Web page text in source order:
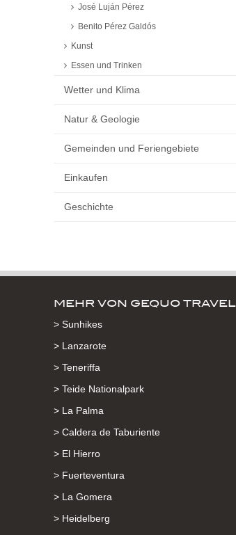
José Luján Pérez
Benito Pérez Galdós
Kunst
Essen und Trinken
Wetter und Klima
Natur & Geologie
Gemeinden und Feriengebiete
Einkaufen
Geschichte
MEHR VON GEQUO TRAVEL
> Sunhikes
> Lanzarote
> Teneriffa
> Teide Nationalpark
> La Palma
> Caldera de Taburiente
> El Hierro
> Fuerteventura
> La Gomera
> Heidelberg